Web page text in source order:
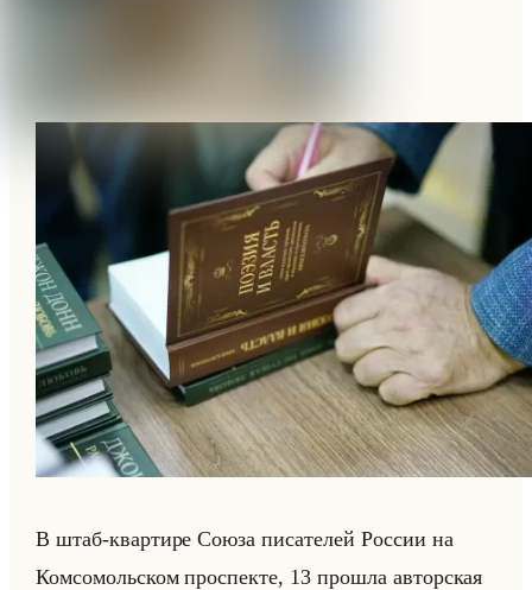
В штаб-квар­ти­ре Союза пи­са­те­лей Рос­сии на
Ком­со­мольском про­спек­те, 13 про­шла ав­тор­ская